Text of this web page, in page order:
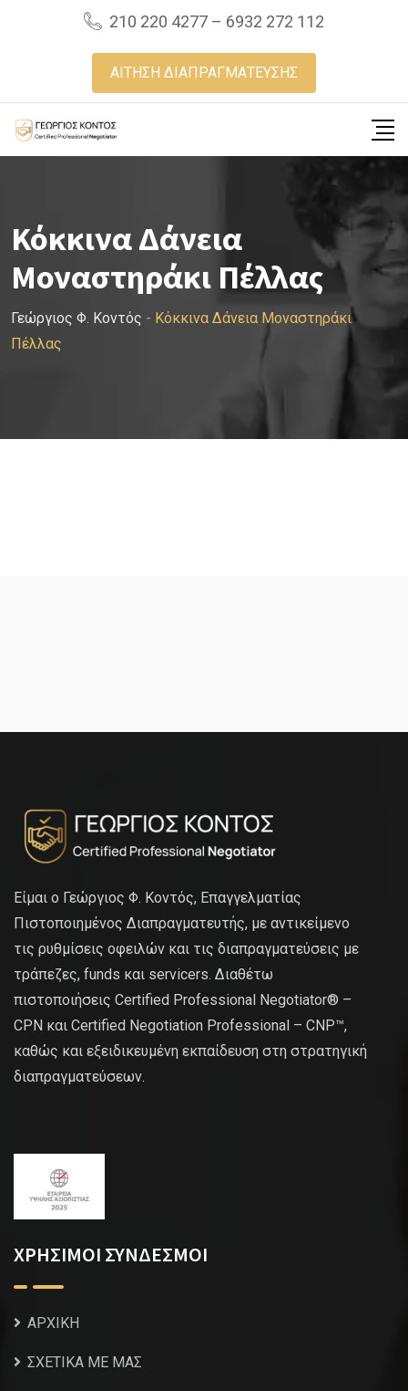
210 220 4277 – 6932 272 112
ΑΙΤΗΣΗ ΔΙΑΠΡΑΓΜΑΤΕΥΣΗΣ
Κόκκινα Δάνεια
Μοναστηράκι Πέλλας
Γεώργιος Φ. Κοντός - Κόκκινα Δάνεια Μοναστηράκι
Πέλλας
Είμαι ο Γεώργιος Φ. Κοντός, Επαγγελματίας
Πιστοποιημένος Διαπραγματευτής, με αντικείμενο
τις ρυθμίσεις οφειλών και τις διαπραγματεύσεις με
τράπεζες, funds και servicers. Διαθέτω
πιστοποιήσεις Certified Professional Negotiator® –
CPN και Certified Negotiation Professional – CNP™,
καθώς και εξειδικευμένη εκπαίδευση στη στρατηγική
διαπραγματεύσεων.
ΧΡΗΣΙΜΟΙ ΣΥΝΔΕΣΜΟΙ
ΑΡΧΙΚΗ
ΣΧΕΤΙΚΑ ΜΕ ΜΑΣ